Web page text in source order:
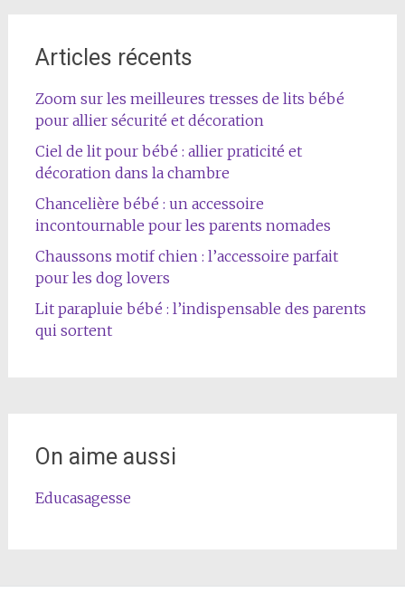
Articles récents
Zoom sur les meilleures tresses de lits bébé
pour allier sécurité et décoration
Ciel de lit pour bébé : allier praticité et
décoration dans la chambre
Chancelière bébé : un accessoire
incontournable pour les parents nomades
Chaussons motif chien : l’accessoire parfait
pour les dog lovers
Lit parapluie bébé : l’indispensable des parents
qui sortent
On aime aussi
Educasagesse